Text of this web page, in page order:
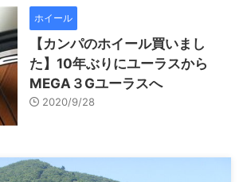
ホイール
【カンパのホイール買いまし
た】10年ぶりにユーラスから
MEGA３Gユーラスへ
2020/9/28